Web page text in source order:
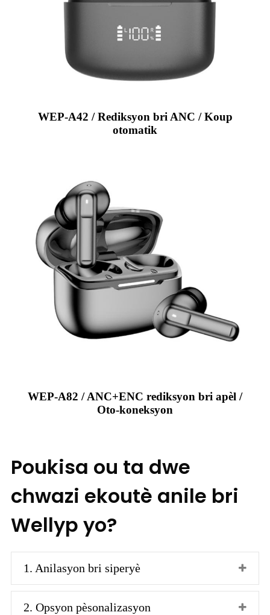
WEP-A42 / Rediksyon bri ANC / Koup
otomatik
WEP-A82 / ANC+ENC rediksyon bri apèl /
Oto-koneksyon
Poukisa ou ta dwe
chwazi ekoutè anile bri
Wellyp yo?
1. Anilasyon bri siperyè
2. Opsyon pèsonalizasyon